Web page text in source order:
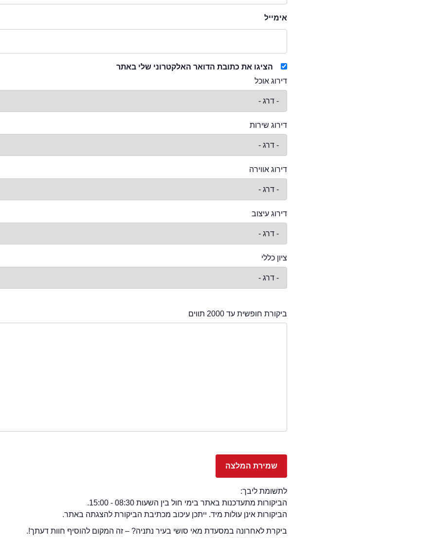
אימייל
הציגו את כתובת הדואר האלקטרוני שלי באתר
דירוג אוכל
דירוג שירות
דירוג אווירה
דירוג עיצוב
ציון כללי
ביקורת חופשית עד 2000 תווים
לתשומת ליבך:
הביקורות מתעדכנות באתר בימי חול בין השעות 08:30 - 15:00.
הביקורות אינן עולות מיד. ייתכן עיכוב מכתיבת הביקורת להצגתה באתר.
ביקרת לאחרונה במסעדת מאי סושי בעיר נתניה? – זה המקום להוסיף חוות דעתך!.